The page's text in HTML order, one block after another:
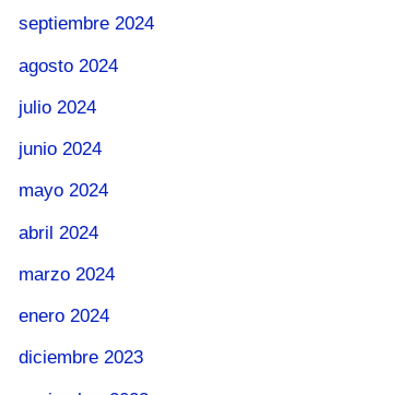
septiembre 2024
agosto 2024
julio 2024
junio 2024
mayo 2024
abril 2024
marzo 2024
enero 2024
diciembre 2023